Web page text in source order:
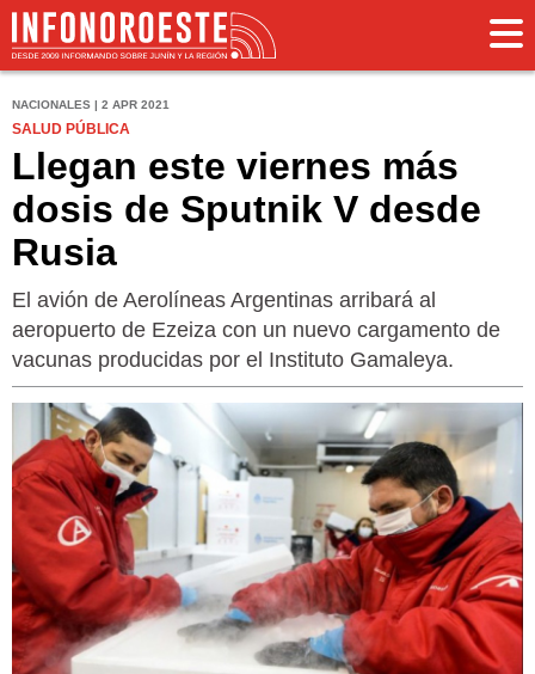
NACIONALES | 2 APR 2021
SALUD PÚBLICA
Llegan este viernes más
dosis de Sputnik V desde
Rusia
El avión de Aerolíneas Argentinas arribará al
aeropuerto de Ezeiza con un nuevo cargamento de
vacunas producidas por el Instituto Gamaleya.